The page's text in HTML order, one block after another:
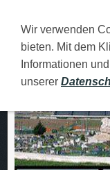
DEUTSCH
Wir verwenden
bieten. Mit dem
Informationen
unserer